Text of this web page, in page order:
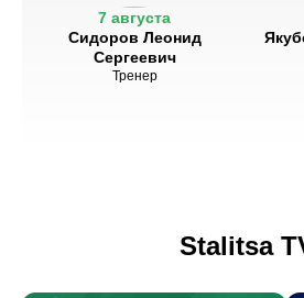
7 августа
Сидоров Леонид
Сергеевич
Тренер
Stalitsa